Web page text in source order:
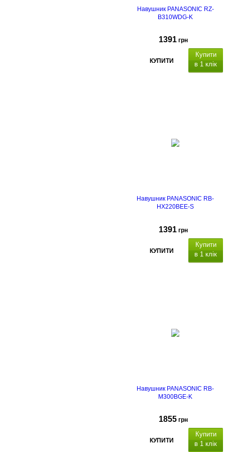
Навушник PANASONIC RZ-
B310WDG-K
1391 грн
КУПИТИ
Купити
в 1 клік
Навушник PANASONIC RB-
HX220BEE-S
1391 грн
КУПИТИ
Купити
в 1 клік
Навушник PANASONIC RB-
M300BGE-K
1855 грн
КУПИТИ
Купити
в 1 клік